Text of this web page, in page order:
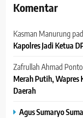
Komentar
Kasman Manurung
Kapolres Jadi Ketua
Zafrullah Ahmad
Merah Putih, Wapres
Daerah
Agus Sumaryo